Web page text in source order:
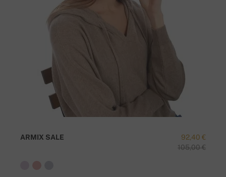
92,40 €
105,00 €
ARMIX SALE